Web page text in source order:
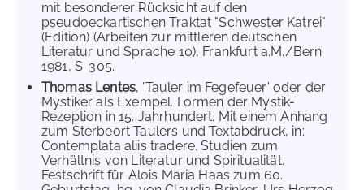
mit besonderer Rücksicht auf den
pseudoeckartischen Traktat "Schwester Katrei"
(Edition) (Arbeiten zur mittleren deutschen
Literatur und Sprache 10), Frankfurt a.M./Bern
1981, S. 305.
Thomas Lentes, 'Tauler im Fegefeuer' oder der
Mystiker als Exempel. Formen der Mystik-
Rezeption in 15. Jahrhundert. Mit einem Anhang
zum Sterbeort Taulers und Textabdruck, in:
Contemplata aliis tradere. Studien zum
Verhältnis von Literatur und Spiritualität.
Festschrift für Alois Maria Haas zum 60.